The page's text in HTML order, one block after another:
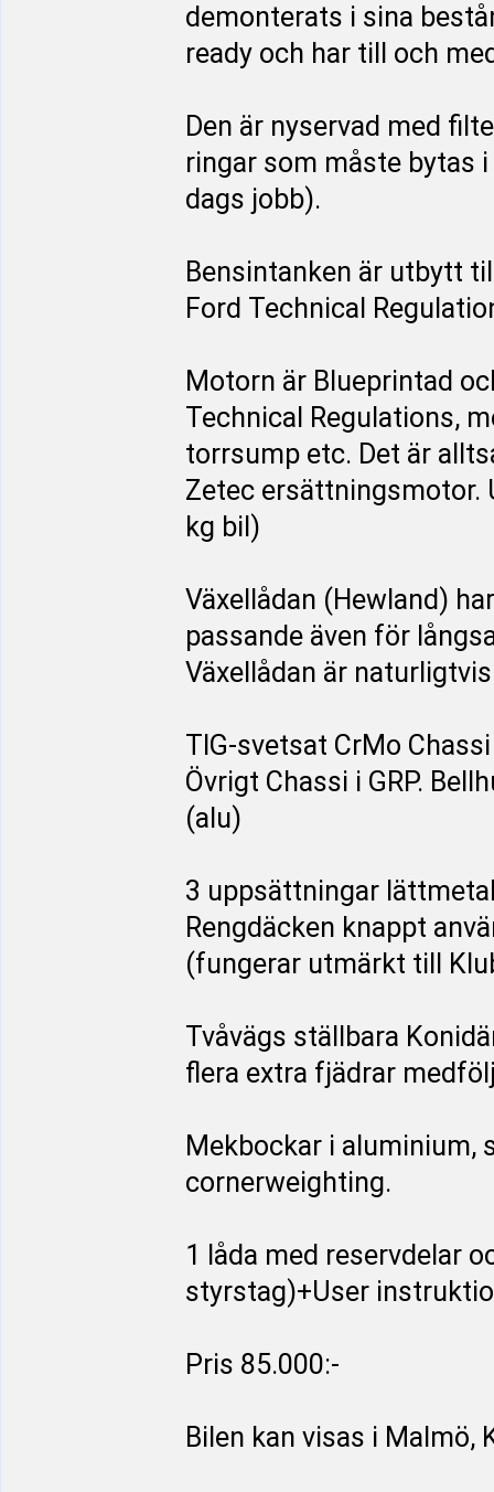
demonterats i sina
ready och har till och
Den är nyservad med
ringar som måste bytas
dags jobb).
Bensintanken är utbytt
Ford Technical
Motorn är Blueprintad
Technical Regulations,
torrsump etc. Det är
Zetec ersättningsmotor.
kg bil)
Växellådan (Hewland)
passande även för
Växellådan är
TIG-svetsat CrMo
Övrigt Chassi i GRP.
(alu)
3 uppsättningar
Rengdäcken knappt
(fungerar utmärkt till
Tvåvägs ställbara
flera extra fjädrar
Mekbockar i
cornerweighting.
1 låda med reservdelar
styrstag)+User
Pris 85.000:-
Bilen kan visas i Malmö,